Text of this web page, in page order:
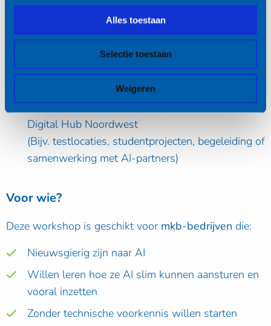
Alles toestaan
Selectie toestaan
Weigeren
Een uitgewerkte chatbot voor jouw organisatie
Praktische prompt-technieken die je direct elke
dag kunt toepassen
Mogelijkheid om vervolgstappen te zetten via de
Digital Hub Noordwest
(Bijv. testlocaties, studentprojecten, begeleiding of
samenwerking met AI-partners)
Voor wie?
Deze workshop is geschikt voor mkb-bedrijven die:
Nieuwsgierig zijn naar AI
Willen leren hoe ze AI slim kunnen aansturen en
vooral inzetten
Zonder technische voorkennis willen starten